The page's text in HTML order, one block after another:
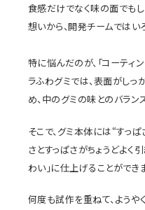
食感だけでなく味の面でもし
想いから、開発チームではい
特に悩んだのが、「コーティン
ラふわグミでは、表面がしっ
め、中のグミの味とのバラン
そこで、グミ本体には“すっ
さとすっぱさがちょうどよく
わい」に仕上げることができ
何度も試作を重ねて、ようや